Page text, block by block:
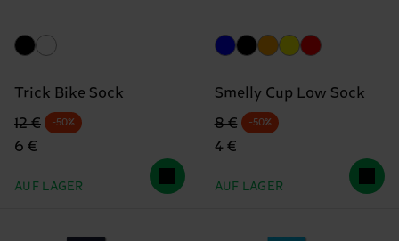
Trick Bike Sock
Originalpreis
12 €
Reduzierter Preis
6 €
-50%
AUF LAGER
Smelly Cup Low Sock
Originalpreis
8 €
Reduzierter Preis
4 €
-50%
AUF LAGER